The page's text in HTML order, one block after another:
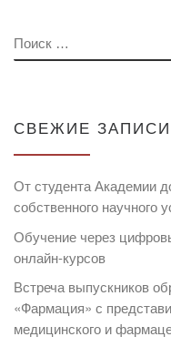
ПОИСК
СВЕЖИЕ ЗАПИСИ
От студента Академии
собственного научного
Обучение через
онлайн-курсов
Встреча выпускников
«Фармация» с
медицинского и